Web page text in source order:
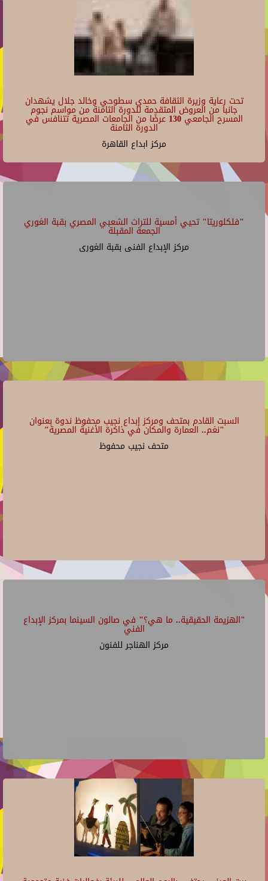
تحت رعاية وزيرة الثقافة حمدي سطوحي وخالد جلال يشهدان
جانبا من العروض المتقدمة للدورة الثامنة من مواسم نجوم
المسرح الجامعي 130 عرضًا من الجامعات المصرية تتنافس في
الدورة الثامنة
مركز ابداع القاهرة
"فلكلوريتا" تحيي أمسية للتراث الشعبي المصري بقبة الغوري
الجمعة المقبلة
مركز الإبداع الفنى بقبة الغورى
السبت القادم بمتحف ومركز إبداع نجيب محفوظ ندوة بعنوان
"نغم.. العمارة والمكان في ذاكرة الأغنية المصرية"
متحف نجيب محفوظ
"الهزيمة الحقيقية.. ما هي؟" في صالون السينما بمركز الإبداع
الفني
مركز الهناجر للفنون